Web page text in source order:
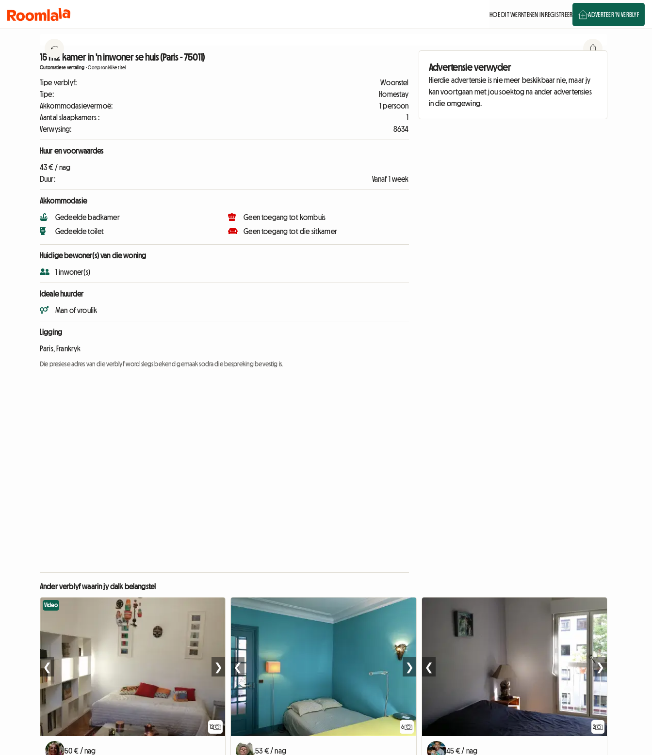
HOE DIT WERKTEKEN INREGISTREER ADVERTEER 'N VERBLYF
15 m2 kamer in 'n inwoner se huis (Paris - 75011)
Outomatiese vertaling -Oorspronklike titel
Tipe verblyf:
Woonstel
Tipe:
Homestay
Akkommodasievermoë:
1 persoon
Aantal slaapkamers :
1
Verwysing:
8634
Huur en voorwaardes
43 € / nag
Duur:
Vanaf 1 week
Akkommodasie
Gedeelde badkamer
Gedeelde toilet
Geen toegang tot kombuis
Geen toegang tot die sitkamer
Huidige bewoner(s) van die woning
1 inwoner(s)
Ideale huurder
Man of vroulik
Ligging
Paris, Frankryk
Die presiese adres van die verblyf word slegs bekend gemaak sodra die bespreking bevestig is.
Advertensie verwyder
Hierdie advertensie is nie meer beskikbaar nie, maar jy
kan voortgaan met jou soektog na ander advertensies
in die omgewing.
Ander verblyf waarin jy dalk belangstel
12
Video
❮ ❯
50 € / nag
6
❮ ❯
53 € / nag
2
❮ ❯
45 € / nag